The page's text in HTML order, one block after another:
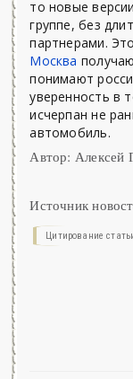
то новые
группе, без
партнерами.
Москва
понимают
уверенность в
исчерпан не
автомобиль.
Автор: Алексей
Источник
Цитирование